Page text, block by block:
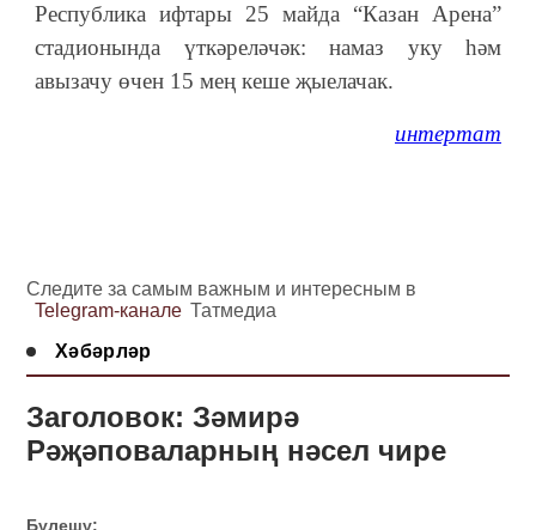
Республика ифтары 25 майда “Казан Арена”
стадионында үткәреләчәк: намаз уку һәм
авызачу өчен 15 мең кеше җыелачак.
интертат
Следите за самым важным и интересным в
Telegram-канале Татмедиа
Хәбәрләр
Заголовок: Зәмирә
Рәҗәповаларның нәсел чире
Бүлешү: